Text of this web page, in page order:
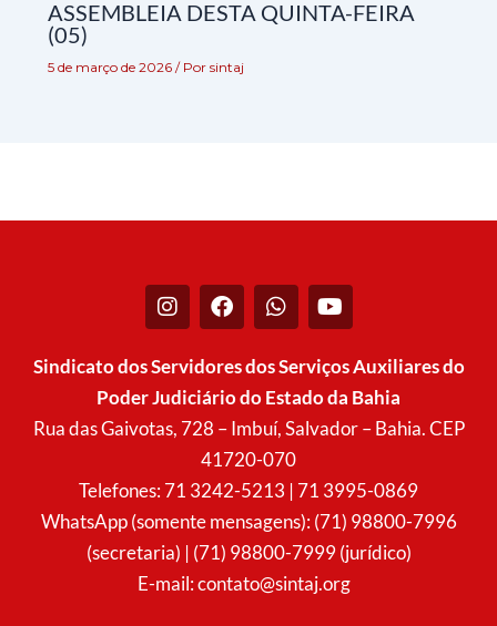
ASSEMBLEIA DESTA QUINTA-FEIRA
(05)
5 de março de 2026 / Por sintaj
I
n
t
g
r
F
a
e
b
o
o
k
W
h
t
a
p
p
Y
o
t
u
b
e
Sindicato dos Servidores dos Serviços Auxiliares do
Poder Judiciário do Estado da Bahia
Rua das Gaivotas, 728 – Imbuí, Salvador – Bahia. CEP
41720-070
Telefones: 71 3242-5213 | 71 3995-0869
WhatsApp (somente mensagens): (71) 98800-7996
(secretaria) | (71) 98800-7999 (jurídico)
E-mail:contato@sintaj.org